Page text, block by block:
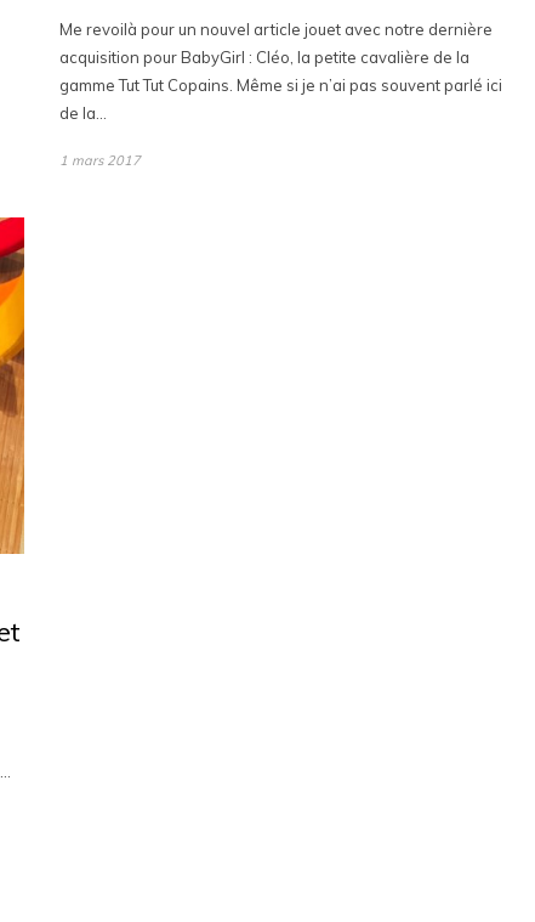
Me revoilà pour un nouvel article jouet avec notre dernière
acquisition pour BabyGirl : Cléo, la petite cavalière de la
gamme Tut Tut Copains. Même si je n’ai pas souvent parlé ici
de la…
1 mars 2017